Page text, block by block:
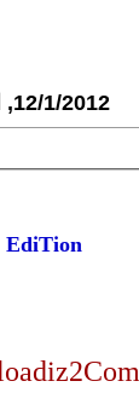
12/1/2012, الثالث, البعد, بتاريخ, برنامج, حجازي, دكتور, صفوت